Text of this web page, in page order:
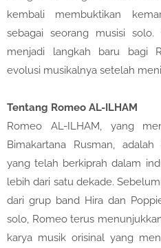
kembali membuktikan
sebagai seorang musisi solo.
menjadi langkah baru bagi
evolusi musikalnya setelah
Tentang Romeo AL-ILHAM
Romeo AL-ILHAM, yang
Bimakartana Rusman,
yang telah berkiprah dalam
lebih dari satu dekade.
dari grup band Hira dan
solo, Romeo terus
karya musik orisinal yang